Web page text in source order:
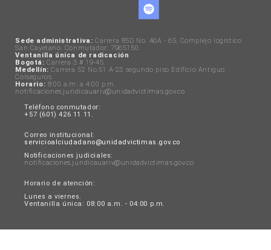
Sede administrativa: Carrera 85D No. 46A - 65, Complejo logístico
San Cayetano. Conmutador: 7965150.
Ventanilla única de radicación
Bogotá: Carrera 3 # 19-45.
Medellín: Carrera 52 No.51 A-23 segundo piso Edificio Antiguo
Colseguros.
Horario: 8:00 a.m. a 4:00 p.m.
notificaciones.juridicauariv@unidadvictimas.gov.co
Teléfono conmutador:
+57 (601) 426 11 11.
Correo institucional:
servicioalciudadano@unidadvictimas.gov.co
Notificaciones judiciales:
notificaciones.juridicauariv@unidadvictimas.gov.co
Horario de atención:
Lunes a viernes.
Ventanilla única: 08:00 a.m. - 04:00 p.m.